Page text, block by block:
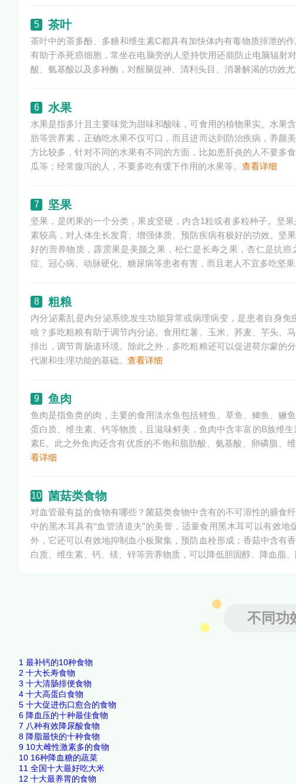
5 茶叶
茶叶中的茶多酚、多糖和维生素C都具有加快体内有毒物质排泄的
有助于杀死癌细胞，常坐在电脑旁的人坚持饮用还能防止电脑辐射
酸、氨基酸以及多种酶，对醒脑提神、清利头目、消暑解渴的功效
6 水果
水果是指多汁且主要味觉为甜味和酸味，可食用的植物果实。水果
肪等营养素，正确吃水果不仅可口，而且进而达到防治疾病，养颜
方比较多，针对不同的水果有不同的方面，比如患肝炎的人不要多
瓜等；经常腹泻的人，不要多吃有缓下作用的水果等。 查看详细
7 坚果
坚果，是闭果的一个分类，果皮坚硬，内含1粒或者多粒种子。坚
素较高，对人体生长发育、增强体质、预防疾病有极好的功效。坚
好的营养物质，霹雳果是美颜之果，松仁是长寿之果，杏仁是抗
症、冠心病、动脉硬化、糖尿病等患者有害，而且老人不宜多吃坚果
8 粗粮
内分泌紊乱是内分泌系统发生功能异常或病理病变，是患者自身
啥？多吃粗粮有助于调节内分泌。食用红薯、玉米、荞麦、芋头、
排出，调节胃肠道环境。除此之外，多吃粗粮还可以促进荷尔蒙的
代谢和生理功能的基础。 查看详细
9 鱼肉
鱼肉是指鱼类的肉，主要的食用淡水鱼包括鲤鱼、草鱼、鲫鱼、鳜
蛋白质、维生素、钙等物质，且滋味鲜美，鱼肉中含丰富的B族维
素E。此之外鱼肉还含有优质的不饱和脂肪酸、氨基酸、卵磷脂、
看详细
10 菌菇类食物
对血管最有益的食物有哪些？菌菇类食物中含有的不可溶性的膳食
中的黑木耳具有“血管清道夫”的美誉，适量食用黑木耳可以有效
外，它还可以有效地抑制血小板聚集，预防血栓形成；香菇中含有
白质、维生素、钙、镁、锌等营养物质，可以降低胆固醇、降血脂、
不同功
1 最补钙的10种食物
2 十大长寿食物
3 十大清肠排便食物
4 十大高蛋白食物
5 十大促进伤口愈合的食物
6 降血压的十种最佳食物
7 八种有效降尿酸食物
8 降脂最快的十种食物
9 10大雌性激素多的食物
10 16种降血糖的蔬菜
11 全国十大最好吃大米
12 十大最养胃的食物